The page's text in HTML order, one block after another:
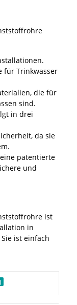
für Trinkwasser
die für
sind.
in drei
da sie
patentierte
und
ist
in
ist einfach